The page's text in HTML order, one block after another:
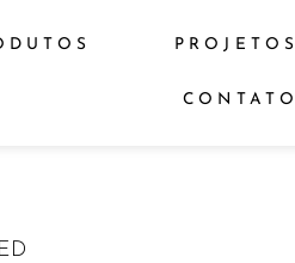
PROJETOS
CONTATO